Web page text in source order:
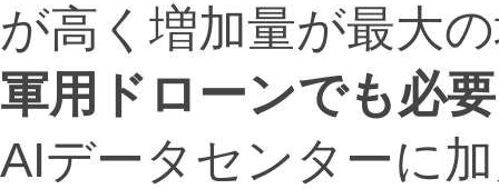
が高く増加量が最大
軍用ドローンでも必要
AIデータセンターに